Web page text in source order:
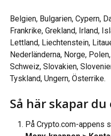
Belgien, Bulgarien, Cypern,
Frankrike, Grekland, Irland,
Lettland, Liechtenstein,
Nederländerna, Norge,
Schweiz, Slovakien,
Tyskland, Ungern, Österrike.
Så här skapar
På Crypto.com-appens